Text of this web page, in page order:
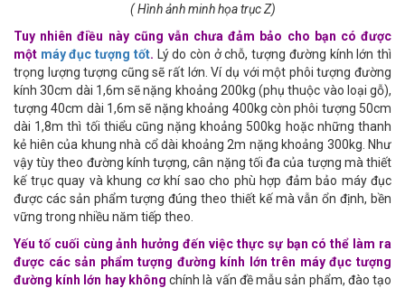
(Hình ảnh minh họa trục Z )
Tuy nhiên điều này cũng vẫn chưa đảm bảo cho bạn có được
một máy đục tượng tốt. Lý do còn ở chỗ, tượng đường kính lớn thì
trọng lượng tượng cũng sẽ rất lớn. Ví dụ với một phôi tượng đường
kính 30cm dài 1,6m sẽ nặng khoảng 200kg (phụ thuộc vào loại gỗ),
tượng 40cm dài 1,6m sẽ nặng khoảng 400kg còn phôi tượng 50cm
dài 1,8m thì tối thiểu cũng nặng khoảng 500kg hoặc những thanh
kẻ hiên của khung nhà cổ dài khoảng 2m nặng khoảng 300kg. Như
vậy tùy theo đường kính tượng, cân nặng tối đa của tượng mà thiết
kế trục quay và khung cơ khí sao cho phù hợp đảm bảo máy đục
được các sản phẩm tượng đúng theo thiết kế mà vẫn ổn định, bền
vững trong nhiều năm tiếp theo.
Yếu tố cuối cùng ảnh hưởng đến việc thực sự bạn có thể làm ra
được các sản phẩm tượng đường kính lớn trên máy đục tượng
đường kính lớn hay không chính là vấn đề mẫu sản phẩm, đào tạo